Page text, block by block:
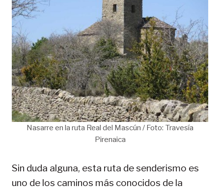
Nasarre en la ruta Real del Mascún / Foto: Travesía
Pirenaica
Sin duda alguna, esta ruta de senderismo es
uno de los caminos más conocidos de la